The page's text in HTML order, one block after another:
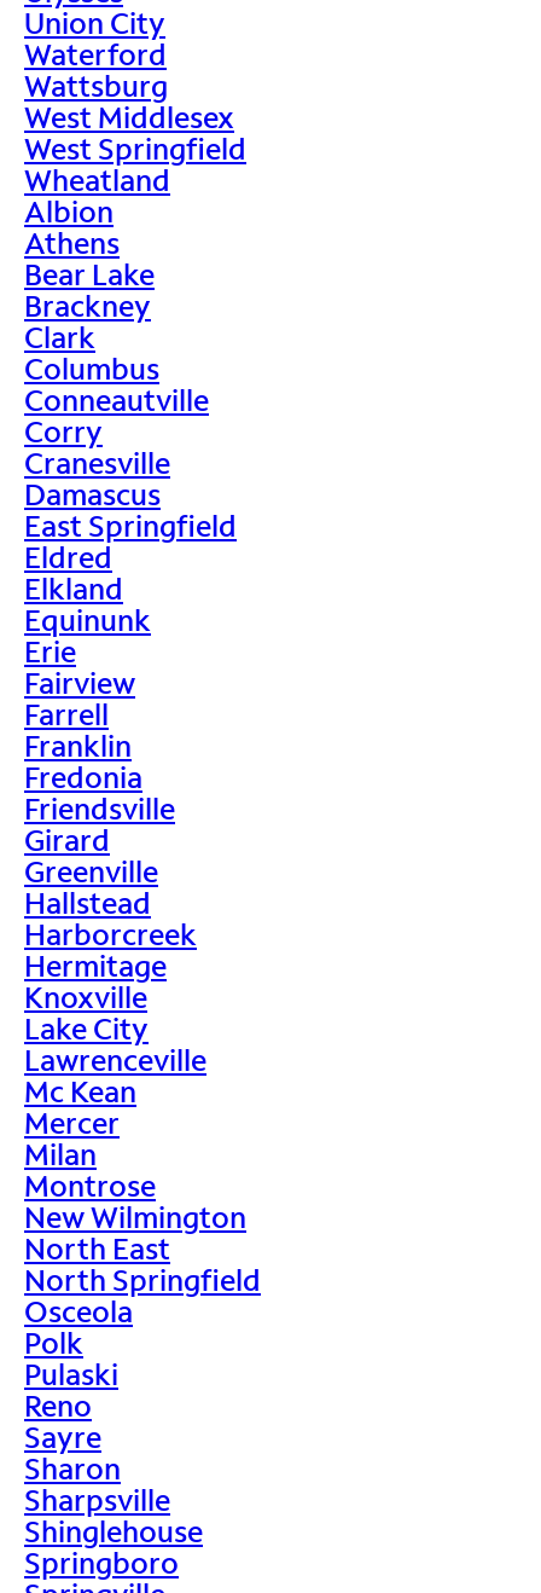
Union City
Waterford
Wattsburg
West Middlesex
West Springfield
Wheatland
Albion
Athens
Bear Lake
Brackney
Clark
Columbus
Conneautville
Corry
Cranesville
Damascus
East Springfield
Eldred
Elkland
Equinunk
Erie
Fairview
Farrell
Franklin
Fredonia
Friendsville
Girard
Greenville
Hallstead
Harborcreek
Hermitage
Knoxville
Lake City
Lawrenceville
Mc Kean
Mercer
Milan
Montrose
New Wilmington
North East
North Springfield
Osceola
Polk
Pulaski
Reno
Sayre
Sharon
Sharpsville
Shinglehouse
Springboro